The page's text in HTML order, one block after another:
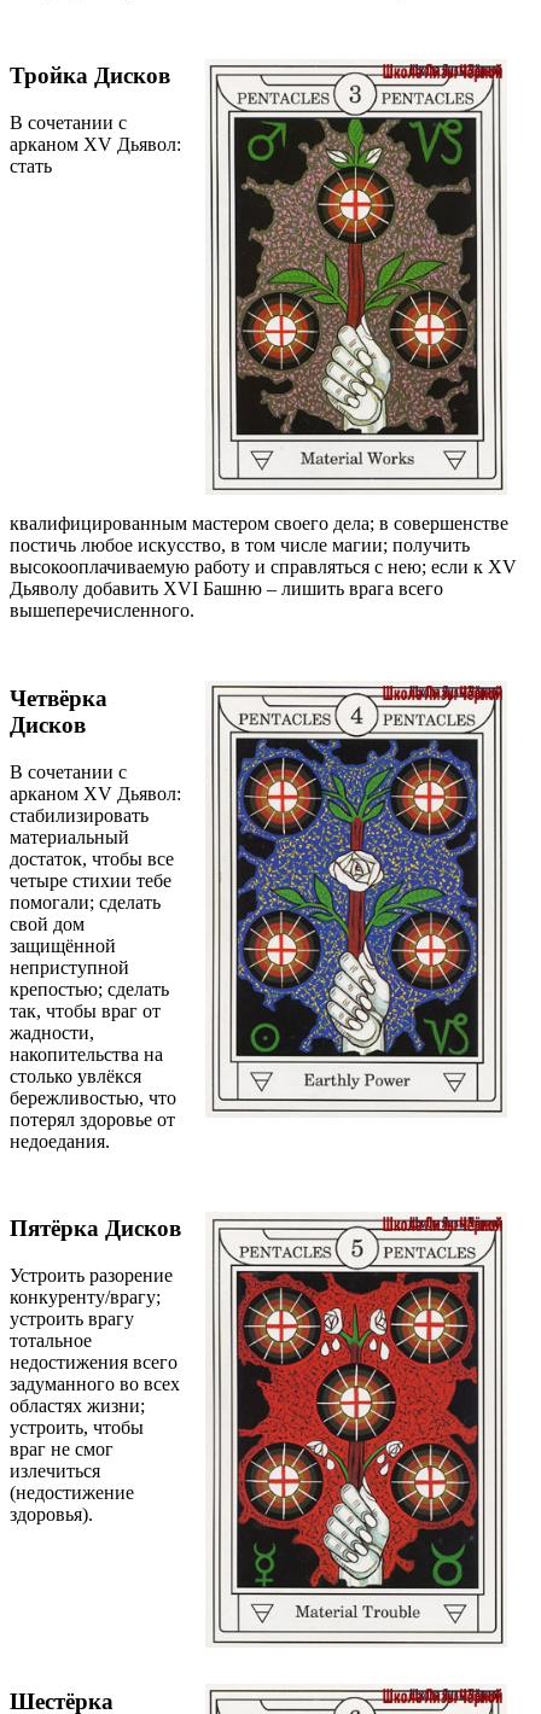
Тройка Дисков
В сочетании с
арканом ХV Дьявол:
стать
квалифицированным мастером своего дела; в совершенстве
постичь любое искусство, в том числе магии; получить
высокооплачиваемую работу и справляться с нею; если к ХV
Дьяволу добавить ХVI Башню – лишить врага всего
вышеперечисленного.
Четвёрка
Дисков
В сочетании с
арканом ХV Дьявол:
стабилизировать
материальный
достаток, чтобы все
четыре стихии тебе
помогали; сделать
свой дом
защищённой
неприступной
крепостью; сделать
так, чтобы враг от
жадности,
накопительства на
столько увлёкся
бережливостью, что
потерял здоровье от
недоедания.
Пятёрка Дисков
Устроить разорение
конкуренту/врагу;
устроить врагу
тотальное
недостижения всего
задуманного во всех
областях жизни;
устроить, чтобы
враг не смог
излечиться
(недостижение
здоровья).
Шестёрка